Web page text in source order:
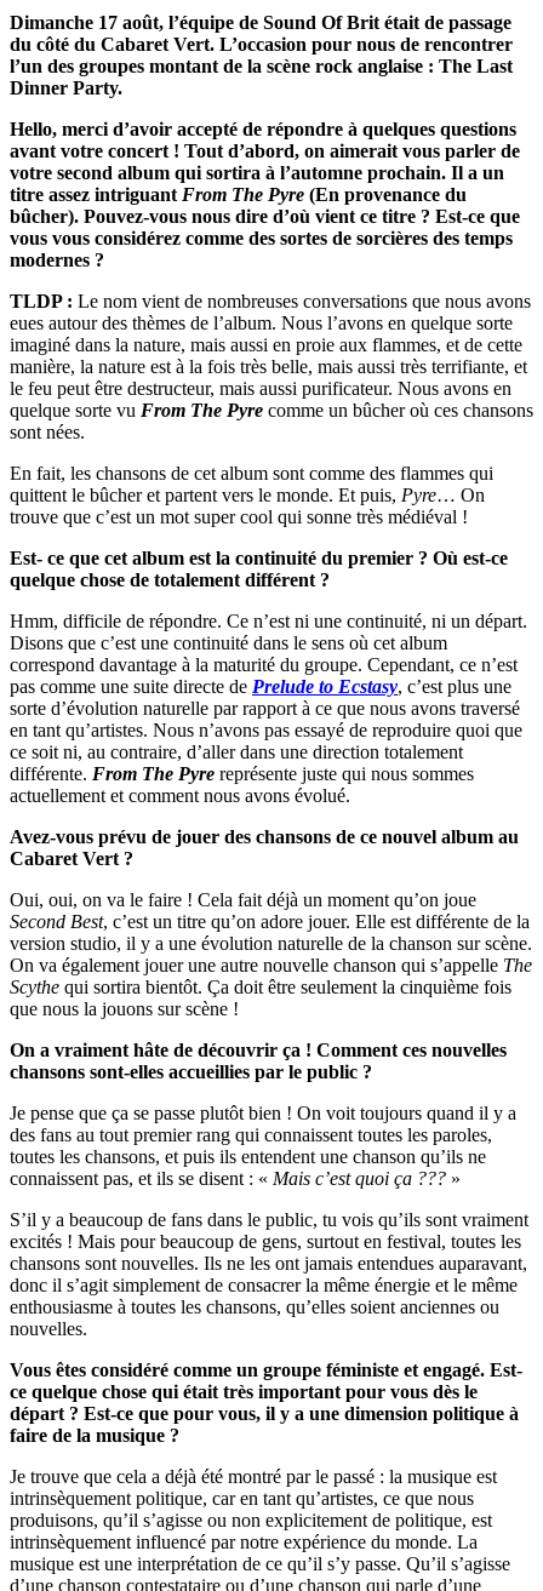
Dimanche 17 août, l’équipe de Sound Of Brit était de passage
du côté du Cabaret Vert. L’occasion pour nous de rencontrer
l’un des groupes montant de la scène rock anglaise : The Last
Dinner Party.
Hello, merci d’avoir accepté de répondre à quelques questions
avant votre concert ! Tout d’abord, on aimerait vous parler de
votre second album qui sortira à l’automne prochain. Il a un
titre assez intriguant From The Pyre (En provenance du
bûcher). Pouvez-vous nous dire d’où vient ce titre ? Est-ce que
vous vous considérez comme des sortes de sorcières des temps
modernes ?
TLDP : Le nom vient de nombreuses conversations que nous avons
eues autour des thèmes de l’album. Nous l’avons en quelque sorte
imaginé dans la nature, mais aussi en proie aux flammes, et de cette
manière, la nature est à la fois très belle, mais aussi très terrifiante, et
le feu peut être destructeur, mais aussi purificateur. Nous avons en
quelque sorte vu From The Pyre comme un bûcher où ces chansons
sont nées.
En fait, les chansons de cet album sont comme des flammes qui
quittent le bûcher et partent vers le monde. Et puis, Pyre… On
trouve que c’est un mot super cool qui sonne très médiéval !
Est- ce que cet album est la continuité du premier ? Où est-ce
quelque chose de totalement différent ?
Hmm, difficile de répondre. Ce n’est ni une continuité, ni un départ.
Disons que c’est une continuité dans le sens où cet album
correspond davantage à la maturité du groupe. Cependant, ce n’est
pas comme une suite directe de Prelude to Ecstasy, c’est plus une
sorte d’évolution naturelle par rapport à ce que nous avons traversé
en tant qu’artistes. Nous n’avons pas essayé de reproduire quoi que
ce soit ni, au contraire, d’aller dans une direction totalement
différente. From The Pyre représente juste qui nous sommes
actuellement et comment nous avons évolué.
Avez-vous prévu de jouer des chansons de ce nouvel album au
Cabaret Vert ?
Oui, oui, on va le faire ! Cela fait déjà un moment qu’on joue
Second Best, c’est un titre qu’on adore jouer. Elle est différente de la
version studio, il y a une évolution naturelle de la chanson sur scène.
On va également jouer une autre nouvelle chanson qui s’appelle The
Scythe qui sortira bientôt. Ça doit être seulement la cinquième fois
que nous la jouons sur scène !
On a vraiment hâte de découvrir ça ! Comment ces nouvelles
chansons sont-elles accueillies par le public ?
Je pense que ça se passe plutôt bien ! On voit toujours quand il y a
des fans au tout premier rang qui connaissent toutes les paroles,
toutes les chansons, et puis ils entendent une chanson qu’ils ne
connaissent pas, et ils se disent : « Mais c’est quoi ça ??? »
S’il y a beaucoup de fans dans le public, tu vois qu’ils sont vraiment
excités ! Mais pour beaucoup de gens, surtout en festival, toutes les
chansons sont nouvelles. Ils ne les ont jamais entendues auparavant,
donc il s’agit simplement de consacrer la même énergie et le même
enthousiasme à toutes les chansons, qu’elles soient anciennes ou
nouvelles.
Vous êtes considéré comme un groupe féministe et engagé. Est-
ce quelque chose qui était très important pour vous dès le
départ ? Est-ce que pour vous, il y a une dimension politique à
faire de la musique ?
Je trouve que cela a déjà été montré par le passé : la musique est
intrinsèquement politique, car en tant qu’artistes, ce que nous
produisons, qu’il s’agisse ou non explicitement de politique, est
intrinsèquement influencé par notre expérience du monde. La
musique est une interprétation de ce qu’il s’y passe. Qu’il s’agisse
d’une chanson contestataire ou d’une chanson qui parle d’une